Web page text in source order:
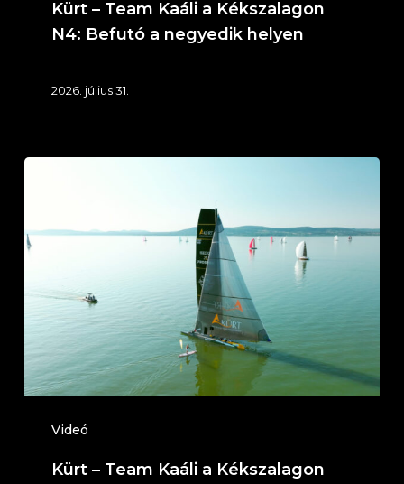
Kürt – Team Kaáli a Kékszalagon
N4: Befutó a negyedik helyen
2026. július 31.
Videó
Team
Kaáli
Kékszalagon
N3:
Földvár
felé
Kürt – Team Kaáli a Kékszalagon